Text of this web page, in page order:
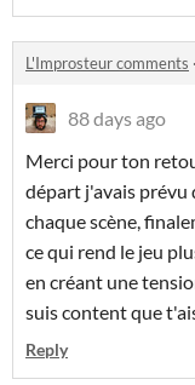
L'Improsteur comments ·
88 days ago
Merci pour ton
départ j'avais prévu
chaque scène,
ce qui rend le jeu
en créant une
suis content que
Reply